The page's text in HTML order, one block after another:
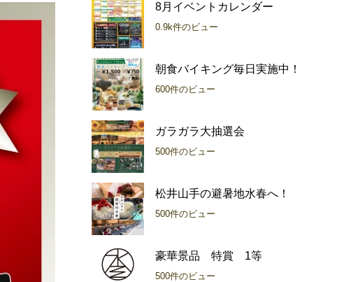
8月イベントカレンダー
0.9k件のビュー
朝食バイキング毎日実施中！
600件のビュー
ガラガラ大抽選会
500件のビュー
松井山手の避暑地水春へ！
500件のビュー
豪華景品 特賞 1等
500件のビュー